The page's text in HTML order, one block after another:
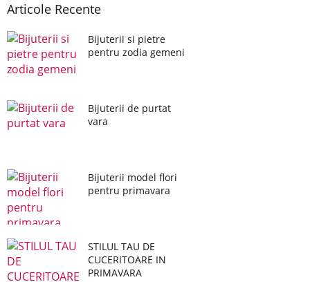
Articole Recente
Bijuterii si pietre
pentru zodia gemeni
Bijuterii de purtat
vara
Bijuterii model flori
pentru primavara
STILUL TAU DE
CUCERITOARE IN
PRIMAVARA